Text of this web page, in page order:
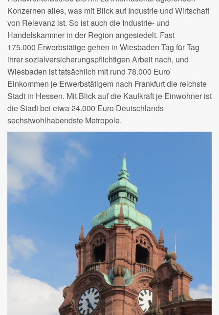
Konzernen alles, was mit Blick auf Industrie und Wirtschaft
von Relevanz ist. So ist auch die Industrie- und
Handelskammer in der Region angesiedelt. Fast
175.000 Erwerbstätige gehen in Wiesbaden Tag für Tag
ihrer sozialversicherungspflichtigen Arbeit nach, und
Wiesbaden ist tatsächlich mit rund 78.000 Euro
Einkommen je Erwerbstätigem nach Frankfurt die reichste
Stadt in Hessen. Mit Blick auf die Kaufkraft je Einwohner ist
die Stadt bei etwa 24.000 Euro Deutschlands
sechstwohlhabendste Metropole.